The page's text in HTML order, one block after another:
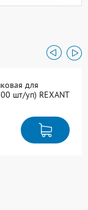
для
шт/уп) REXANT